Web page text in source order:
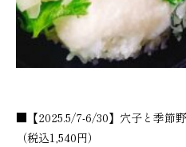
■【2025.5/7-6/30】穴子と季
（税込1,540円）